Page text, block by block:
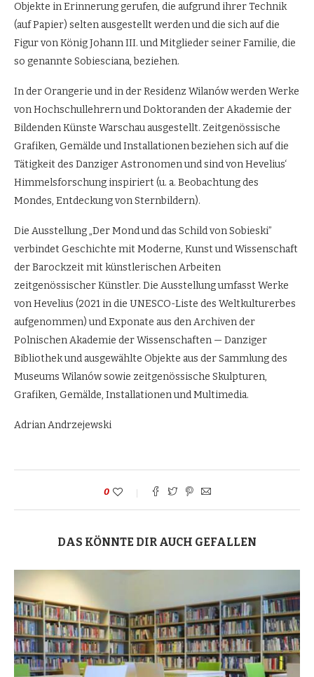
Objekte in Erinnerung gerufen, die aufgrund ihrer Technik
(auf Papier) selten ausgestellt werden und die sich auf die
Figur von König Johann III. und Mitglieder seiner Familie, die
so genannte Sobiesciana, beziehen.
In der Orangerie und in der Residenz Wilanów werden Werke
von Hochschullehrern und Doktoranden der Akademie der
Bildenden Künste Warschau ausgestellt. Zeitgenössische
Grafiken, Gemälde und Installationen beziehen sich auf die
Tätigkeit des Danziger Astronomen und sind von Hevelius‘
Himmelsforschung inspiriert (u. a. Beobachtung des
Mondes, Entdeckung von Sternbildern).
Die Ausstellung „Der Mond und das Schild von Sobieski”
verbindet Geschichte mit Moderne, Kunst und Wissenschaft
der Barockzeit mit künstlerischen Arbeiten
zeitgenössischer Künstler. Die Ausstellung umfasst Werke
von Hevelius (2021 in die UNESCO-Liste des Weltkulturerbes
aufgenommen) und Exponate aus den Archiven der
Polnischen Akademie der Wissenschaften — Danziger
Bibliothek und ausgewählte Objekte aus der Sammlung des
Museums Wilanów sowie zeitgenössische Skulpturen,
Grafiken, Gemälde, Installationen und Multimedia.
Adrian Andrzejewski
0
DAS KÖNNTE DIR AUCH GEFALLEN